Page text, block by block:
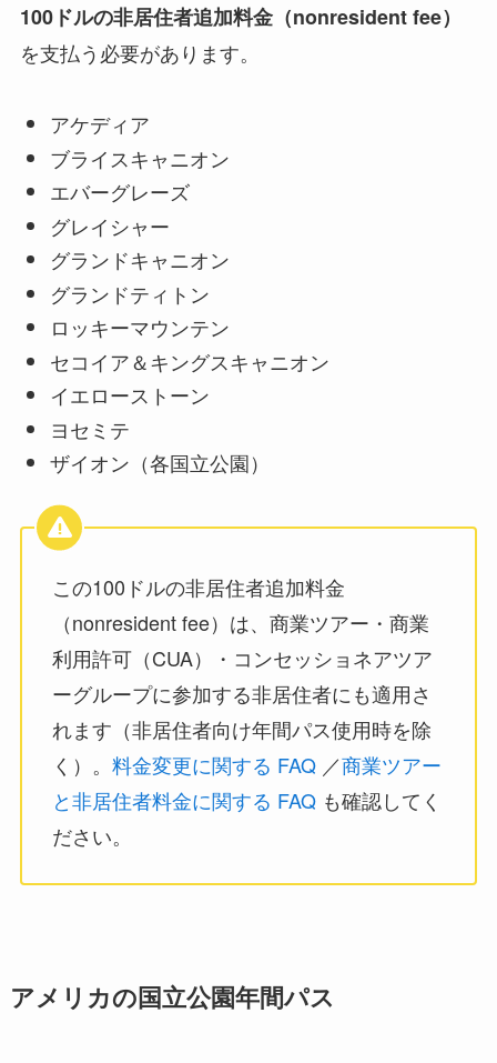
100ドルの非居住者追加料金（nonresident fee）
を支払う必要があります。
アケディア
ブライスキャニオン
エバーグレーズ
グレイシャー
グランドキャニオン
グランドティトン
ロッキーマウンテン
セコイア＆キングスキャニオン
イエローストーン
ヨセミテ
ザイオン（各国立公園）
この100ドルの非居住者追加料金
（nonresident fee）は、商業ツアー・商業
利用許可（CUA）・コンセッショネアツア
ーグループに参加する非居住者にも適用さ
れます（非居住者向け年間パス使用時を除
く）。 料金変更に関する FAQ／商業ツアー
と非居住者料金に関する FAQも確認してく
ださい。
アメリカの国立公園年間パス